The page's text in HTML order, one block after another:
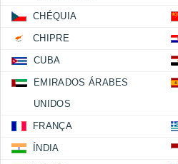
CHÉQUIA
CHIPRE
CUBA
EMIRADOS ÁRABES
UNIDOS
FRANÇA
ÍNDIA